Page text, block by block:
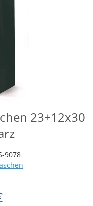
23+12x30
9078